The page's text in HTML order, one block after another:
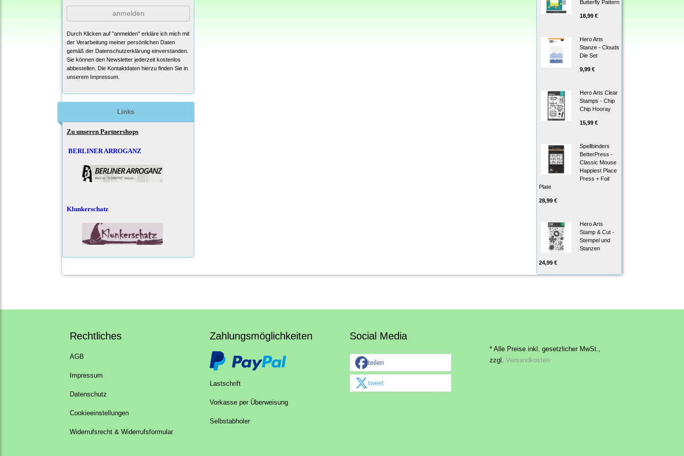
anmelden
Durch Klicken auf "anmelden" erkläre ich mich mit
der Verarbeitung meiner persönlichen Daten
gemäß der Datenschutzerklärung einverstanden.
Sie können den Newsletter jederzeit kostenlos
abbestellen. Die Kontaktdaten hierzu finden Sie in
unserem Impressum.
Links
Zu unseren Partnershops
BERLINER ARROGANZ
Klunkerschatz
Butterfly Pattern
18,99 €
Hero Arts
Stanze - Clouds
Die Set
9,99 €
Hero Arts Clear
Stamps - Chip
Chip Hooray
15,99 €
Spellbinders
BetterPress -
Classic Mouse
Happiest Place
Press + Foil
Plate
28,99 €
Hero Arts
Stamp & Cut -
Stempel und
Stanzen
24,99 €
Rechtliches
AGB
Impressum
Datenschutz
Cookieeinstellungen
Widerrufsrecht & Widerrufsformular
Zahlungsmöglichkeiten
Lastschrift
Vorkasse per Überweisung
Selbstabholer
Social Media
teilen
tweet
* Alle Preise inkl. gesetzlicher MwSt.,
zzgl.
Versandkosten